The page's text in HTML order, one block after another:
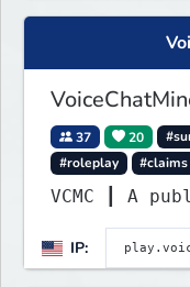
37 20
#roleplay
#claims
VCMC ┃
IP: